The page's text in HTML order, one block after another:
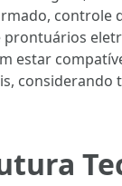
controle
estar
considerando